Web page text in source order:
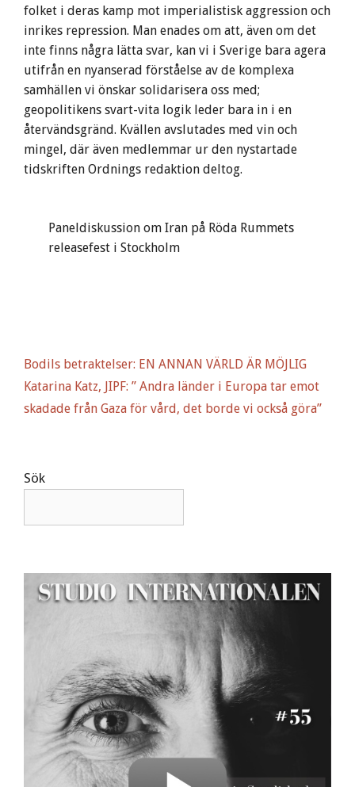
folket i deras kamp mot imperialistisk aggression och
inrikes repression. Man enades om att, även om det
inte finns några lätta svar, kan vi i Sverige bara agera
utifrån en nyanserad förståelse av de komplexa
samhällen vi önskar solidarisera oss med;
geopolitikens svart-vita logik leder bara in i en
återvändsgränd. Kvällen avslutades med vin och
mingel, där även medlemmar ur den nystartade
tidskriften Ordnings redaktion deltog.
Paneldiskussion om Iran på Röda Rummets
releasefest i Stockholm
Bodils betraktelser: EN ANNAN VÄRLD ÄR MÖJLIG
Katarina Katz, JIPF: ” Andra länder i Europa tar emot
skadade från Gaza för vård, det borde vi också göra”
Sök